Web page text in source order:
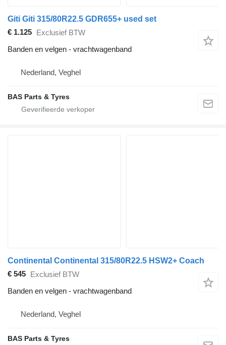
Giti Giti 315/80R22.5 GDR655+ used set
€ 1.125 Exclusief BTW
Banden en velgen - vrachtwagenband
Nederland, Veghel
BAS Parts & Tyres
Continental Continental 315/80R22.5 HSW2+ Coach
€ 545 Exclusief BTW
Banden en velgen - vrachtwagenband
Nederland, Veghel
BAS Parts & Tyres